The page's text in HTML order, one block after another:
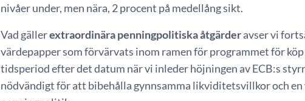
nivåer under, men nära, 2 procent på medellång sikt.
Vad gällerextraordinära penningpolitiska åtgärderavser vi
värdepapper som förvärvats inom ramen för programmet för
tidsperiod efter det datum när vi inleder höjningen av ECB:s
nödvändigt för att bibehålla gynnsamma likviditetsvillkor och en